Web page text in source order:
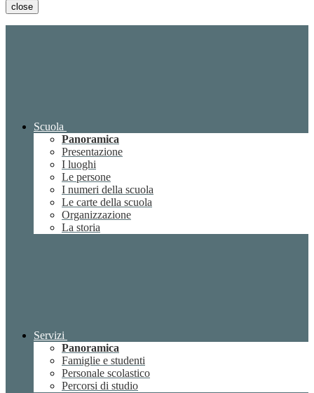
close
Scuola
Panoramica
Presentazione
I luoghi
Le persone
I numeri della scuola
Le carte della scuola
Organizzazione
La storia
Servizi
Panoramica
Famiglie e studenti
Personale scolastico
Percorsi di studio